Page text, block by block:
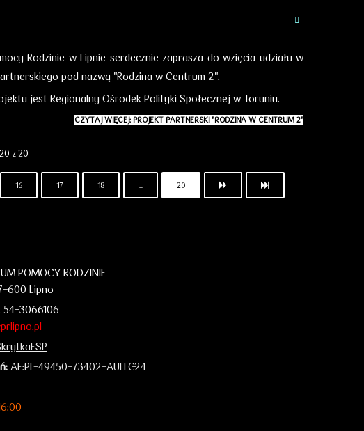
Rodzinie w Lipnie serdecznie zaprasza do wzięcia udziału w
pod nazwą "Rodzina w Centrum 2".
jest Regionalny Ośrodek Polityki Społecznej w Toruniu.
CZYTAJ WIĘCEJ: PROJEKT PARTNERSKI "RODZINA W CENTRUM 2"
z 20
16 17 18 ... 20
POMOCY RODZINIE
600 Lipno
54-3066106
AE:PL-49450-73402-AUITC-24